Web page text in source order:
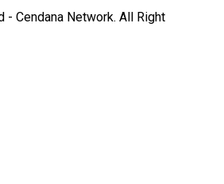
Cendana Network. All Right